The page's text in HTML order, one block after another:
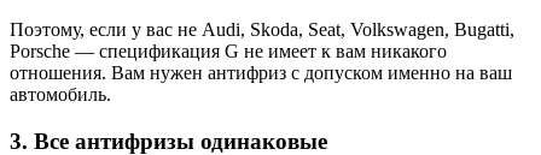
Поэтому, если у вас не Audi, Skoda, Seat, Volkswagen, Bugatti,
Porsche — спецификация G не имеет к вам никакого
отношения. Вам нужен антифриз с допуском именно на ваш
автомобиль.
3. Все антифризы одинаковые